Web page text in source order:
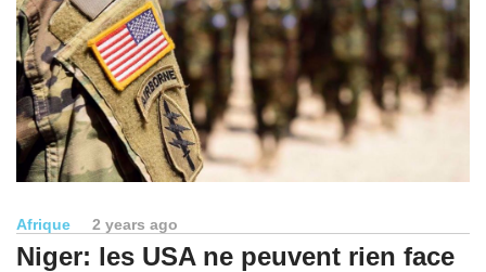
Afrique 2 years ago
Niger: les USA ne peuvent rien face